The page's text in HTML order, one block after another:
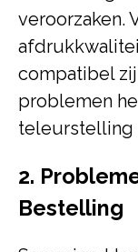
veroorzaken.
compatibel
problemen
teleurstelling
2.
Bestelling